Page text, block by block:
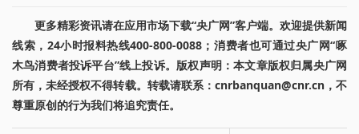
更多精彩资讯请在应用市场下载“央广网”客户端。欢迎提供新闻
线索，24小时报料热线400-800-0088；消费者也可通过央广网“啄
木鸟消费者投诉平台”线上投诉。版权声明：本文章版权归属央广网
所有，未经授权不得转载。转载请联系：cnrbanquan@cnr.cn，不
尊重原创的行为我们将追究责任。